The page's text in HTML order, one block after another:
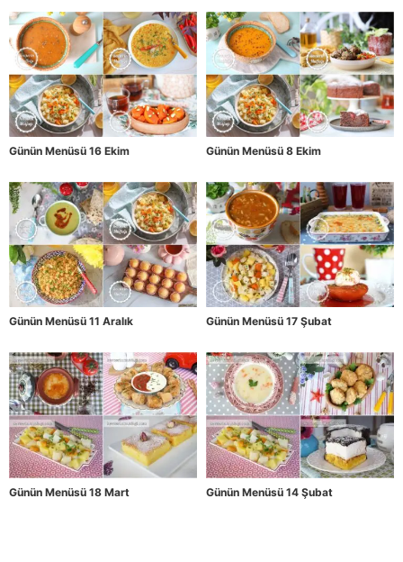
Günün Menüsü 16 Ekim Günün Menüsü 8 Ekim
Günün Menüsü 11 Aralık Günün Menüsü 17 Şubat
Günün Menüsü 18 Mart Günün Menüsü 14 Şubat